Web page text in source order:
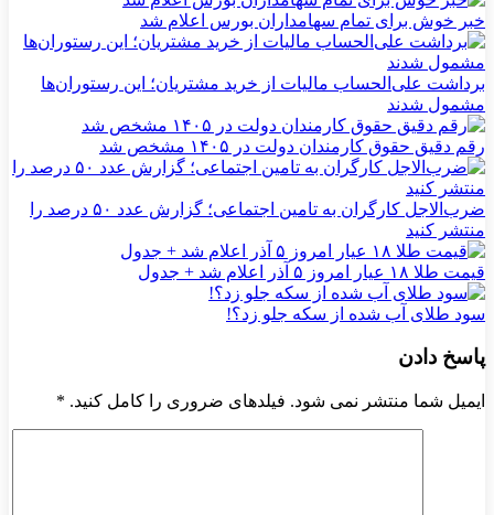
خبر خوش برای تمام سهامداران بورس اعلام شد
برداشت علی‌الحساب مالیات از خرید مشتریان؛ این رستوران‌ها
مشمول شدند
رقم دقیق حقوق کارمندان دولت در ۱۴۰۵ مشخص شد
ضرب‌الاجل کارگران به تامین اجتماعی؛ گزارش عدد ۵۰ درصد را
منتشر کنید
قیمت طلا ۱۸ عیار امروز ۵ آذر اعلام شد + جدول
سود طلای آب شده از سکه جلو زد؟!
پاسخ دادن
ایمیل شما منتشر نمی شود. فیلدهای ضروری را کامل کنید. *